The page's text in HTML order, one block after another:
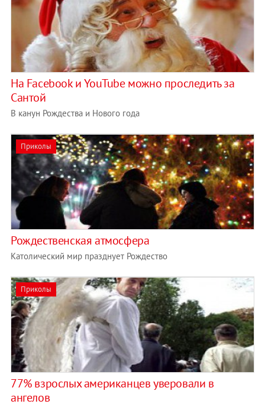
На Facebook и YouTube можно проследить за
Сантой
В канун Рождества и Нового года
Приколы
Рождественская атмосфера
Католический мир празднует Рождество
Приколы
77% взрослых американцев уверовали в
ангелов